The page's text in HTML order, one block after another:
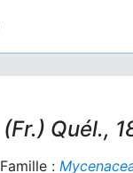
(Fr.) Quél.,
Famille :